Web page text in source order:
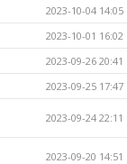
2023-10-04 14:05
2023-10-01 16:02
2023-09-26 20:41
2023-09-25 17:47
2023-09-24 22:11
2023-09-20 14:51